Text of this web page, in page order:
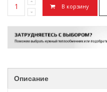
В корзину
Описание